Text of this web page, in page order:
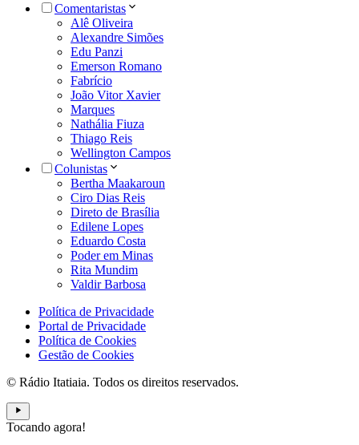
Comentaristas
Alê Oliveira
Alexandre Simões
Edu Panzi
Emerson Romano
Fabrício
João Vitor Xavier
Marques
Nathália Fiuza
Thiago Reis
Wellington Campos
Colunistas
Bertha Maakaroun
Ciro Dias Reis
Direto de Brasília
Edilene Lopes
Eduardo Costa
Poder em Minas
Rita Mundim
Valdir Barbosa
Política de Privacidade
Portal de Privacidade
Política de Cookies
Gestão de Cookies
© Rádio Itatiaia. Todos os direitos reservados.
Tocando agora!